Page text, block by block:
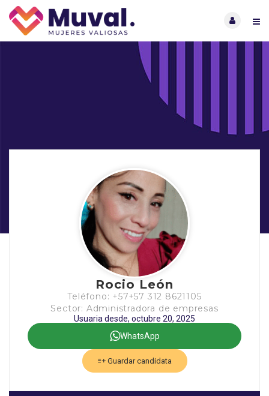
Rocio León
Teléfono: +57+57 312 8621105
Sector: Administradora de empresas
Usuaria desde, octubre 20, 2025
WhatsApp
Guardar candidata